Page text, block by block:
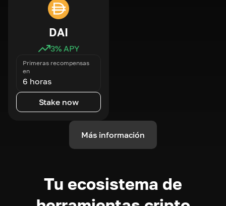
DAI
3% APY
Primeras recompensas
en
6 horas
Stake now
Más información
Tu ecosistema de